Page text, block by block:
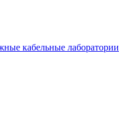
кабельные лаборатории